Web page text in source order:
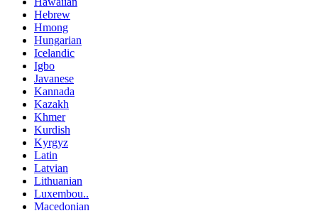
Hebrew
Hmong
Hungarian
Icelandic
Igbo
Javanese
Kannada
Kazakh
Khmer
Kurdish
Kyrgyz
Latin
Latvian
Lithuanian
Luxembou..
Macedonian